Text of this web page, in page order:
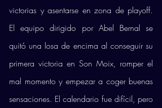
victorias y asentarse en zona de playoff.
El equipo dirigido por Abel Bernal se
quitó una losa de encima al conseguir su
primera victoria en Son Moix, romper el
mal momento y empezar a coger buenas
sensaciones. El calendario fue difícil, pero